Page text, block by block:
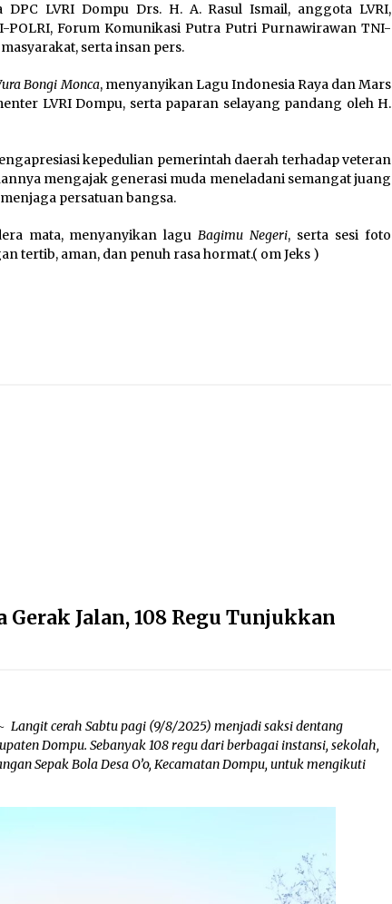
LVRI Dompu Drs. H. A. Rasul Ismail, anggota LVRI,
Forum Komunikasi Putra Putri Purnawirawan TNI-
serta insan pers.
Bongi Monca, menyanyikan Lagu Indonesia Raya dan Mars
LVRI Dompu, serta paparan selayang pandang oleh H.
kepedulian pemerintah daerah terhadap veteran
mengajak generasi muda meneladani semangat juang
persatuan bangsa.
mata, menyanyikan laguBagimu Negeri, serta sesi foto
tertib, aman, dan penuh rasa hormat.( om Jeks )
Jalan, 108 Regu Tunjukkan
Langit cerah Sabtu pagi (9/8/2025) menjadi saksi dentang
Dompu. Sebanyak 108 regu dari berbagai instansi, sekolah,
Sepak Bola Desa O’o, Kecamatan Dompu, untuk mengikuti